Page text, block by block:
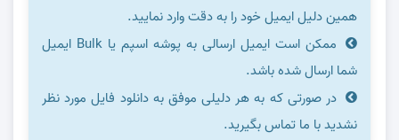
همین دلیل ایمیل خود را به دقت وارد نمایید.
ممکن است ایمیل ارسالی به پوشه اسپم یا Bulk ایمیل
شما ارسال شده باشد.
در صورتی که به هر دلیلی موفق به دانلود فایل مورد نظر
نشدید با ما تماس بگیرید.